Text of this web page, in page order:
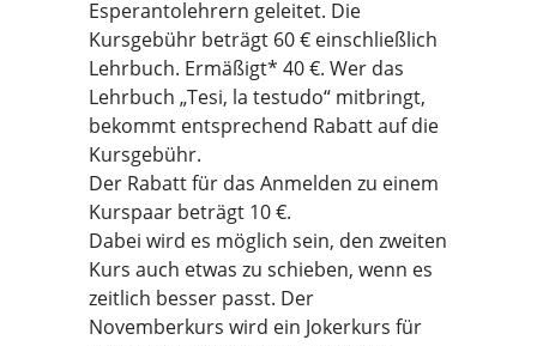
Esperantolehrern geleitet. Die
Kursgebühr beträgt 60 € einschließlich
Lehrbuch. Ermäßigt* 40 €. Wer das
Lehrbuch „Tesi, la testudo“ mitbringt,
bekommt entsprechend Rabatt auf die
Kursgebühr.
Der Rabatt für das Anmelden zu einem
Kurspaar beträgt 10 €.
Dabei wird es möglich sein, den zweiten
Kurs auch etwas zu schieben, wenn es
zeitlich besser passt. Der
Novemberkurs wird ein Jokerkurs für